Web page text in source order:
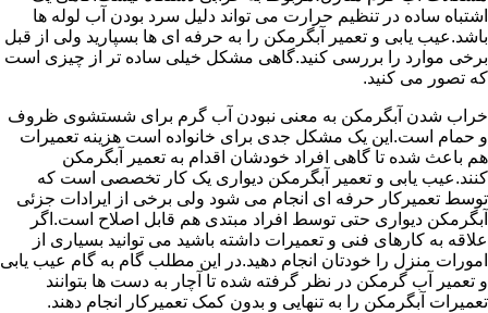
اشتباه ساده در تنظیم حرارت می تواند دلیل سرد بودن آب لوله ها
باشد.عیب یابی و تعمیر آبگرمکن را به حرفه ای ها بسپارید ولی از قبل
برخی موارد را بررسی کنید.گاهی مشکل خیلی ساده تر از چیزی است
که تصور می کنید.
خراب شدن آبگرمکن به معنی نبودن آب گرم برای شستشوی ظروف
و حمام است.این یک مشکل جدی برای خانواده است هزینه تعمیرات
هم باعث شده تا گاهی افراد خودشان اقدام به تعمیر آبگرمکن
کنند.عیب یابی و تعمیر آبگرمکن دیواری یک کار تخصصی است که
توسط تعمیرکار حرفه ای انجام می شود ولی برخی از ایرادات جزئی
آبگرمکن دیواری حتی توسط افراد مبتدی هم قابل اصلاح است.اگر
علاقه به کارهای فنی و تعمیرات داشته باشید می توانید بسیاری از
امورات منزل را خودتان انجام دهید.در این مطلب گام به گام عیب یابی
و تعمیر آب گرمکن در نظر گرفته شده تا آچار به دست ها بتوانند
تعمیرات آبگرمکن را به تنهایی و بدون کمک تعمیرکار انجام دهند.